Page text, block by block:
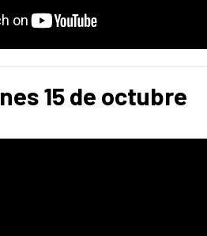
15 de octubre